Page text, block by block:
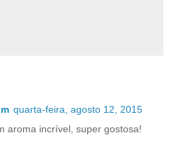
quarta-feira, agosto 12, 2015
aroma incrível, super gostosa!